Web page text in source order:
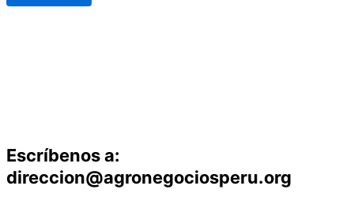
Escríbenos a:
direccion@agronegociosperu.org